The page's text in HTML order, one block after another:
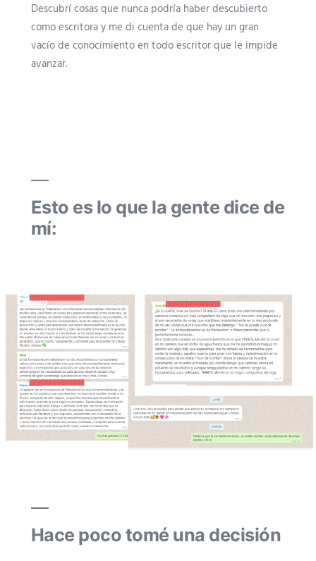
Descubrí cosas que nunca podría haber descubierto
como escritora y me di cuenta de que hay un gran
vacío de conocimiento en todo escritor que le impide
avanzar.
Esto es lo que la gente dice de
mí:
Hace poco tomé una decisión